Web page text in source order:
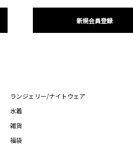
新規会員登録
ランジェリー/ナイトウェア
水着
雑貨
福袋